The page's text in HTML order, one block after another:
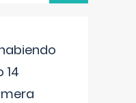
14